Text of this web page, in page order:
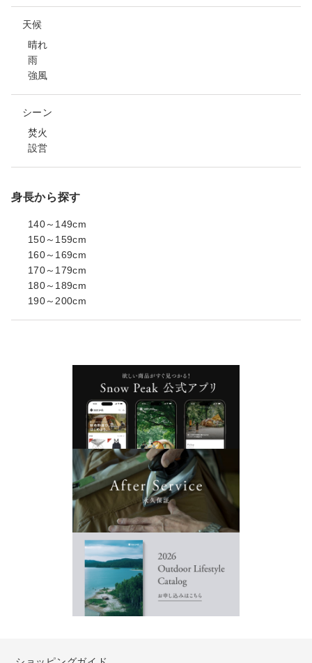
天候
晴れ
雨
強風
シーン
焚火
設営
身長から探す
140～149cm
150～159cm
160～169cm
170～179cm
180～189cm
190～200cm